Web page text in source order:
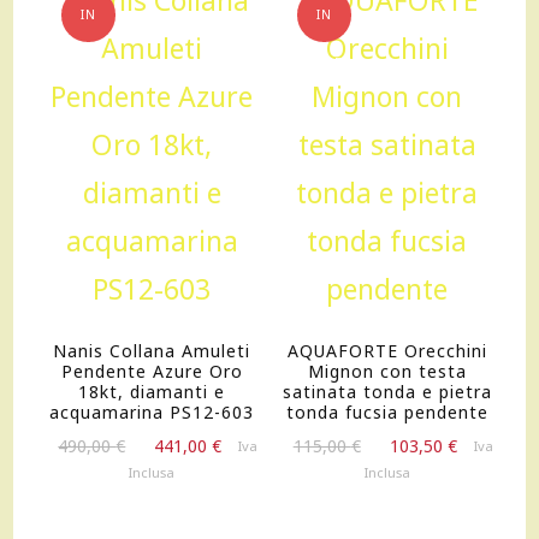
quantità
IN
OFFERTA!
Nanis Collana Amuleti
Pendente Azure Oro
18kt, diamanti e
acquamarina PS12-603
490,00€
prezzo
441,00€
IlIva
Inclusa
IN
OFFERTA!
AQUAFORTE Orecchini
Mignon con testa
satinata tonda e pietra
tonda fucsia pendente
115,00€
prezzo
103,50 €
IlIva
Inclusa